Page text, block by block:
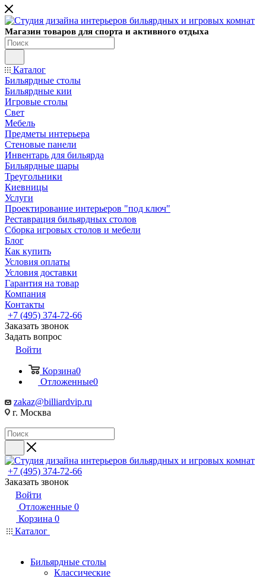
Магазин товаров для спорта и активного отдыха
Каталог
Бильярдные столы
Бильярдные кии
Игровые столы
Свет
Мебель
Предметы интерьера
Стеновые панели
Инвентарь для бильярда
Бильярдные шары
Треугольники
Киевницы
Услуги
Проектирование интерьеров "под ключ"
Реставрация бильярдных столов
Сборка игровых столов и мебели
Блог
Как купить
Условия оплаты
Условия доставки
Гарантия на товар
Компания
Контакты
+7 (495) 374-72-66
Заказать звонок
Задать вопрос
Войти
Корзина0
Отложенные0
zakaz@billiardvip.ru
г. Москва
+7 (495) 374-72-66
Заказать звонок
Войти
Отложенные 0
Корзина 0
Каталог
Бильярдные столы
Классические